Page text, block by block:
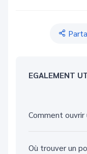
EGALEMENT
Comment
Où trouver un